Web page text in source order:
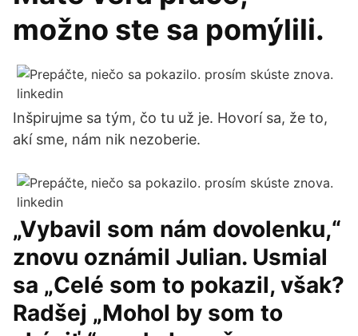
možno ste sa pomýlili.
Inšpirujme sa tým, čo tu už je. Hovorí sa, že to,
akí sme, nám nik nezoberie.
„Vybavil som nám dovolenku,“
znovu oznámil Julian. Usmial
sa „Celé som to pokazil, však?
Radšej „Mohol by som to